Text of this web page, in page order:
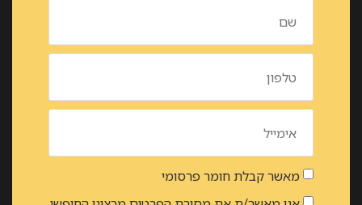
מאשר קבלת חומר פרסומי